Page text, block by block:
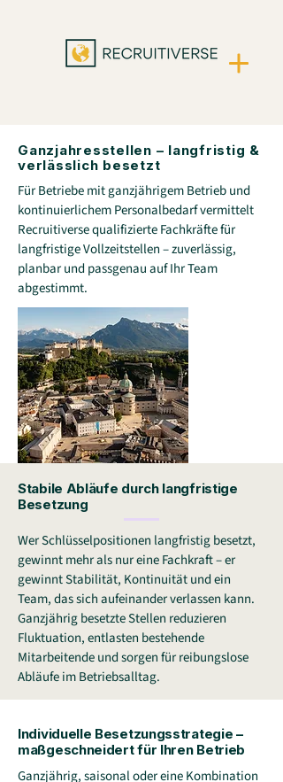
Ganzjahresstellen – langfristig &
verlässlich besetzt
Für Betriebe mit ganzjährigem Betrieb und
kontinuierlichem Personalbedarf vermittelt
Recruitiverse qualifizierte Fachkräfte für
langfristige Vollzeitstellen – zuverlässig,
planbar und passgenau auf Ihr Team
abgestimmt.
Stabile Abläufe durch langfristige
Besetzung
Wer Schlüsselpositionen langfristig besetzt,
gewinnt mehr als nur eine Fachkraft – er
gewinnt Stabilität, Kontinuität und ein
Team, das sich aufeinander verlassen kann.
Ganzjährig besetzte Stellen reduzieren
Fluktuation, entlasten bestehende
Mitarbeitende und sorgen für reibungslose
Abläufe im Betriebsalltag.
Individuelle Besetzungsstrategie –
maßgeschneidert für Ihren Betrieb
Ganzjährig, saisonal oder eine Kombination